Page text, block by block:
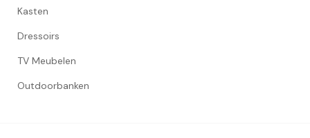
Kasten
Dressoirs
TV Meubelen
Outdoorbanken